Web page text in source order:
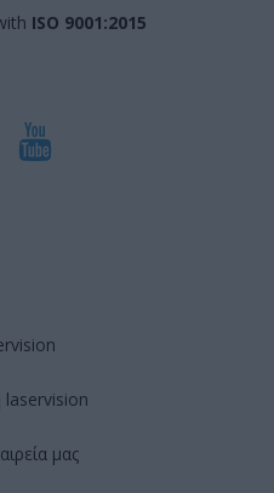
ISO 9001:2015
laservision
μας